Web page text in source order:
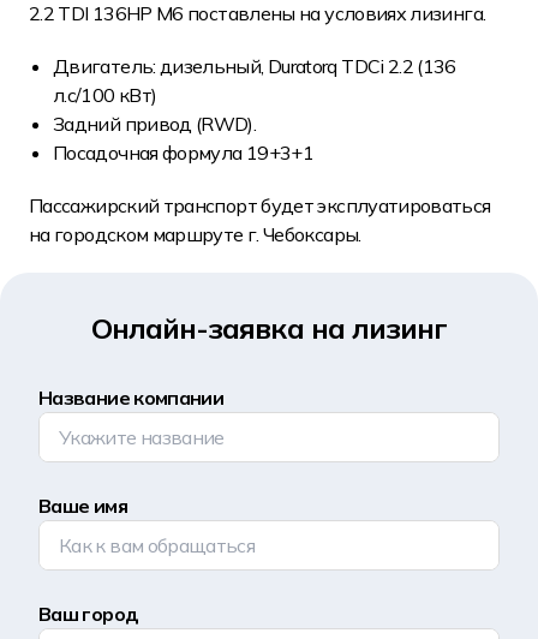
2.2 TDI 136HP M6 поставлены на условиях лизинга.
Двигатель: дизельный, Duratorq TDCi 2.2 (136
л.с/100 кВт)
Задний привод (RWD).
Посадочная формула 19+3+1
Пассажирский транспорт будет эксплуатироваться
на городском маршруте г. Чебоксары.
Онлайн-заявка на лизинг
Название компании
Ваше имя
Ваш город